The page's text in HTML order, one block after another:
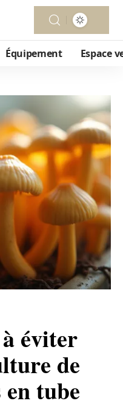
Équipement Espace
éviter
de
tube